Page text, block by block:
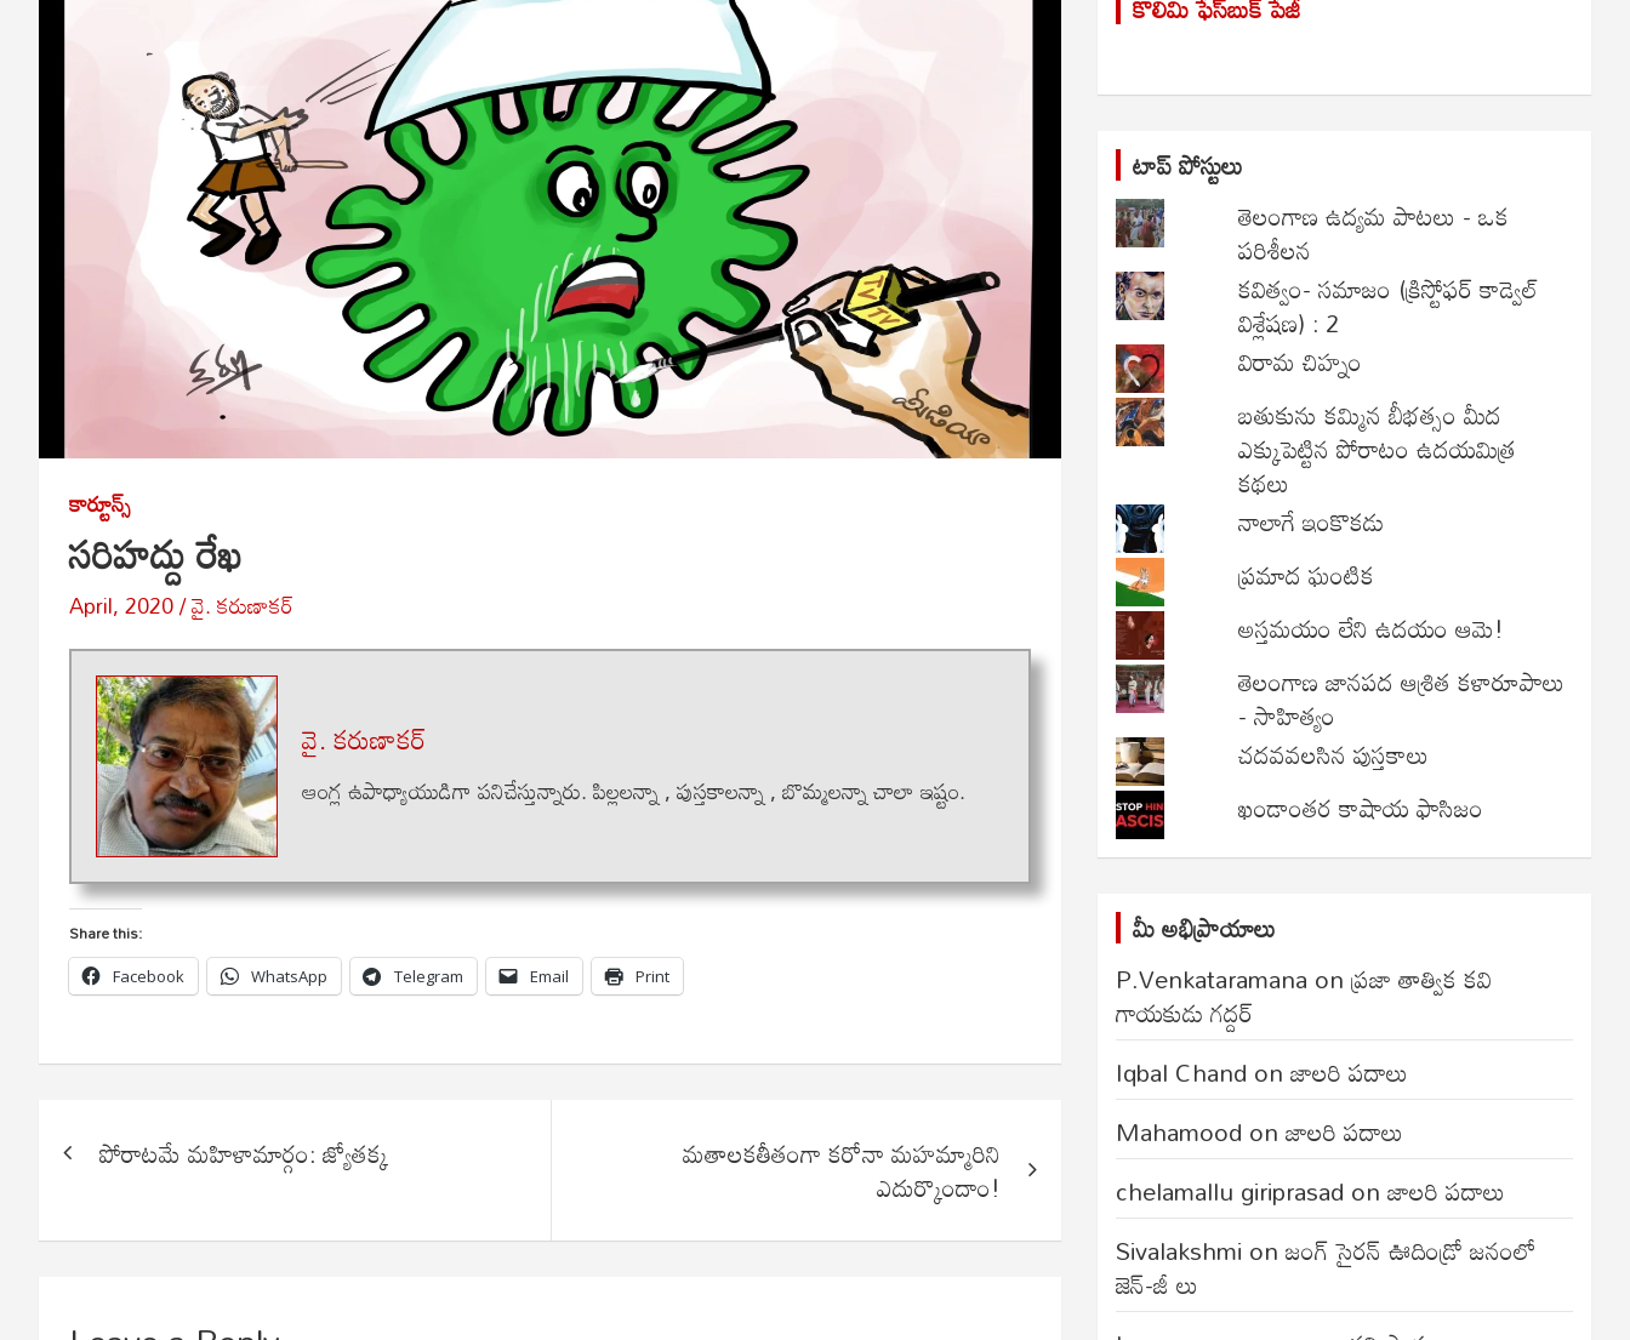
కార్టూన్స్
సరిహద్దు రేఖ
April, 2020 వై. కరుణాకర్
వై. కరుణాకర్
ఆంగ్ల ఉపాధ్యాయుడిగా పనిచేస్తున్నారు. పిల్లలన్నా , పుస్తకాలన్నా , బొమ్మలన్నా చాలా ఇష్టం.
Share this:
Facebook WhatsApp Telegram Email Print
Post
navigation
పోరాటమే మహిళామార్గం: జ్యోతక్క మతాలకతీతంగా కరోనా మహమ్మారిని
ఎదుర్కొందాం!
c
టాప్ పోస్టులు
తెలంగాణ ఉద్యమ పాటలు - ఒక
పరిశీలన
కవిత్వం- సమాజం (క్రిస్టోఫర్ కాడ్వెల్
విశ్లేషణ) : 2
విరామ చిహ్నం
బతుకును కమ్మిన బీభత్సం మీద
ఎక్కుపెట్టిన పోరాటం ఉదయమిత్ర
కథలు
నాలాగే ఇంకొకడు
ప్రమాద ఘంటిక
అస్తమయం లేని ఉదయం ఆమె!
తెలంగాణ జానపద ఆశ్రిత కళారూపాలు
- సాహిత్యం
చదవవలసిన పుస్తకాలు
ఖండాంతర కాషాయ ఫాసిజం
మీ అభిప్రాయాలు
P.Venkataramana onప్రజా తాత్విక కవి
గాయకుడు గద్దర్
Iqbal Chand onజాలరి పదాలు
Mahamood onజాలరి పదాలు
chelamallu giriprasad onజాలరి పదాలు
Sivalakshmi onజంగ్‌ సైరన్‌ ఊదిండ్రో జనంలో
జెన్-జీ లు